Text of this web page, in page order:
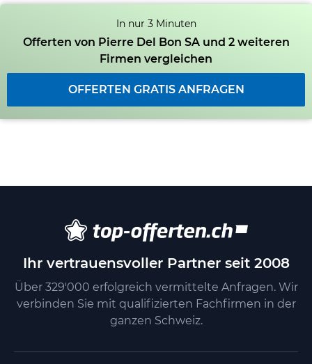
In nur 3 Minuten
Offerten von Pierre Del Bon SA und 2 weiteren
Firmen vergleichen
OFFERTEN GRATIS ANFRAGEN
Ihr vertrauensvoller Partner seit 2008
Über 329'000 erfolgreich vermittelte Anfragen. Wir
verbinden Sie mit qualifizierten Fachfirmen in der
ganzen Schweiz.